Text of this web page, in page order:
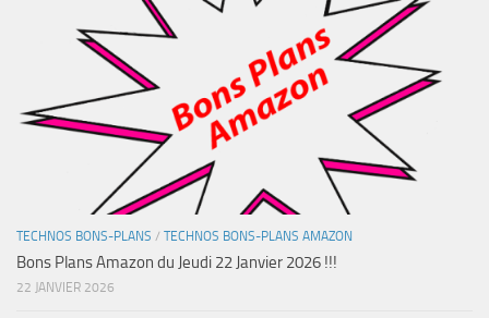
TECHNOS BONS-PLANS / TECHNOS BONS-PLANS AMAZON
Bons Plans Amazon du Jeudi 22 Janvier 2026 !!!
22 JANVIER 2026